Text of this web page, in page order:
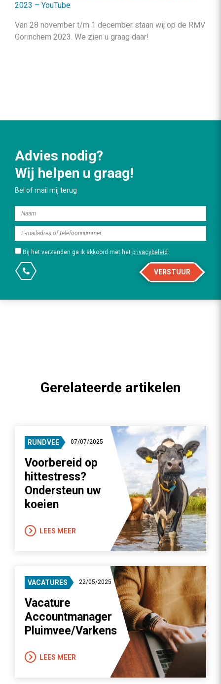
2023 – YouTube
Van 28 november t/m 1 december staan wij op de RMV
Gorinchem 2023. We zien u graag daar!
Advies nodig?
Wij helpen u graag!
Bel of mail mij terug
Bij het verzenden ga ik akkoord met het privacybeleid .
VERSTUUR
Gerelateerde artikelen
RUNDVEE 07/07/2025
Voorbereid op
hittestress?
Ondersteun uw
koeien
LEES MEER
VACATURES 22/05/2025
Vacature
Accountmanager
Pluimvee/Varkens
LEES MEER